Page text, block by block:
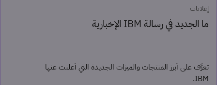
إعلانات
ما الجديد في رسالة IBM الإخبارية
تعرَّف على أبرز المنتجات والميزات الجديدة التي أعلنت عنها
IBM.